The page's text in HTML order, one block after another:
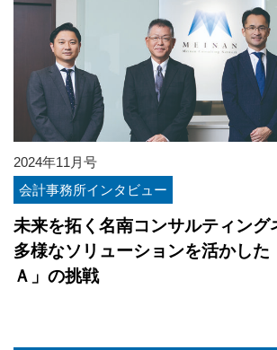
2024年11月号
会計事務所インタビュー
未来を拓く名南コンサルティン
多様なソリューションを活かした
Ａ」の挑戦